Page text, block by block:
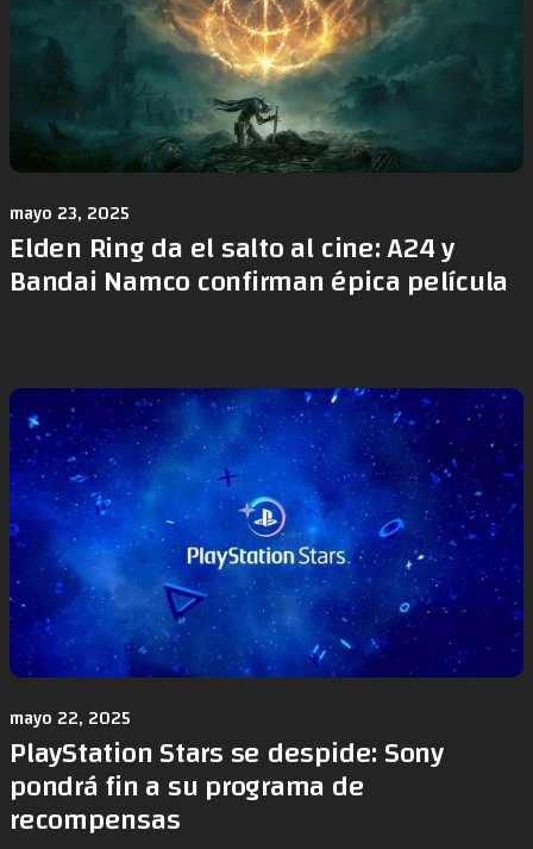
mayo 23, 2025
Elden Ring da el salto al cine: A24 y
Bandai Namco confirman épica película
mayo 22, 2025
PlayStation Stars se despide: Sony
pondrá fin a su programa de
recompensas